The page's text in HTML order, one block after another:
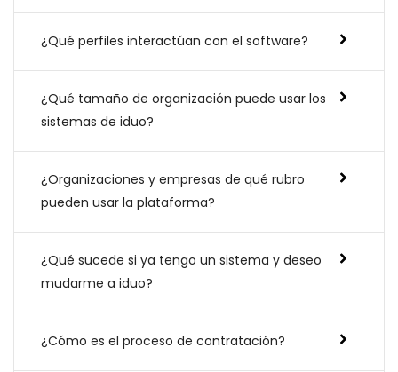
¿Qué perfiles interactúan con el software?
¿Qué tamaño de organización puede usar los
sistemas de iduo?
¿Organizaciones y empresas de qué rubro
pueden usar la plataforma?
¿Qué sucede si ya tengo un sistema y deseo
mudarme a iduo?
¿Cómo es el proceso de contratación?